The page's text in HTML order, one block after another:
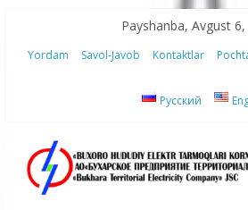
content
Payshanba, Avgust
Yordam Savol-Javob Kontaktlar
Русский